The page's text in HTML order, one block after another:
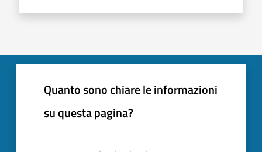
Quanto sono chiare le informazioni
su questa pagina?